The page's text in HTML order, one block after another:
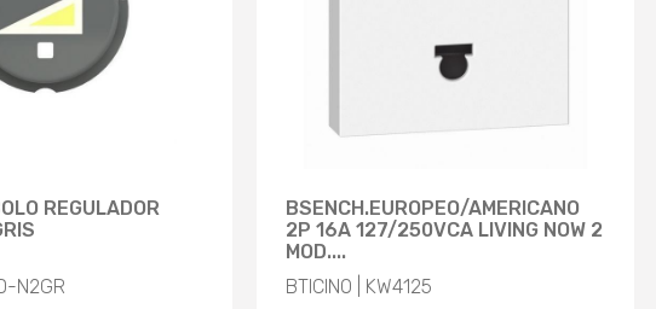
REGULADOR
N2GR
BSENCH.EUROPEO/AMERICANO
2P 16A 127/250VCA LIVING NOW 2
MOD....
BTICINO | KW4125